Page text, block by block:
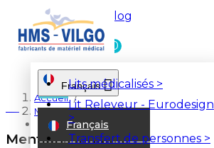
Lits médicalisés >
Lit Releveur - Eurodesign
>
Transfert de personnes >
Français 
Français
Blog
0
Accueil
Mentions légales
Mentions légales